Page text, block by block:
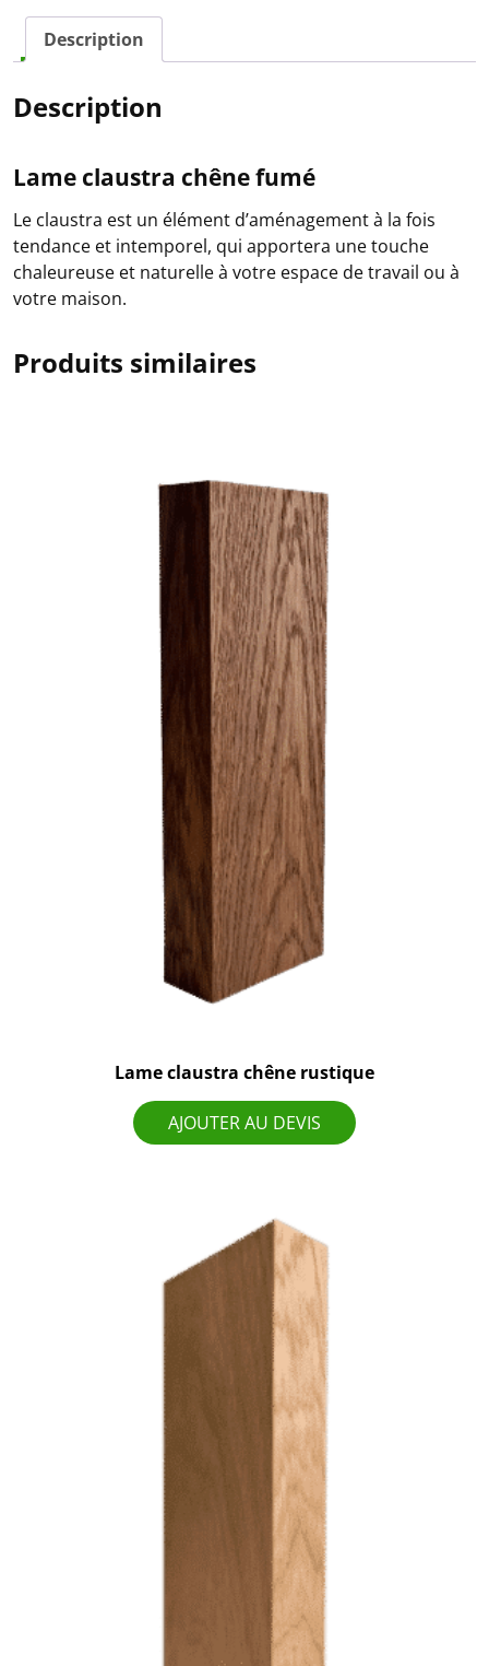
fumé
Description
Description
Lame claustra chêne fumé
Le claustra est un élément d’aménagement à la fois
tendance et intemporel, qui apportera une touche
chaleureuse et naturelle à votre espace de travail ou à
votre maison.
Produits similaires
Lame claustra chêne rustique
AJOUTER AU DEVIS